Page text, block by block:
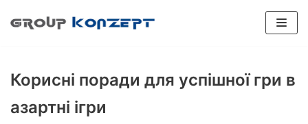
Скочи
Корисні поради для успішної гри в
азартні ігри